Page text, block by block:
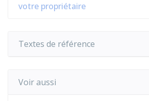
votre propriétaire
Textes de référence
Voir aussi